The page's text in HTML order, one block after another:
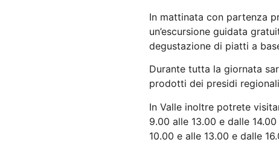
In mattinata con partenza
un’escursione guidata
degustazione di piatti a
Durante tutta la giornata
prodotti dei presidi
In Valle inoltre potrete
9.00 alle 13.00 e dalle
10.00 e alle 13.00 e dalle